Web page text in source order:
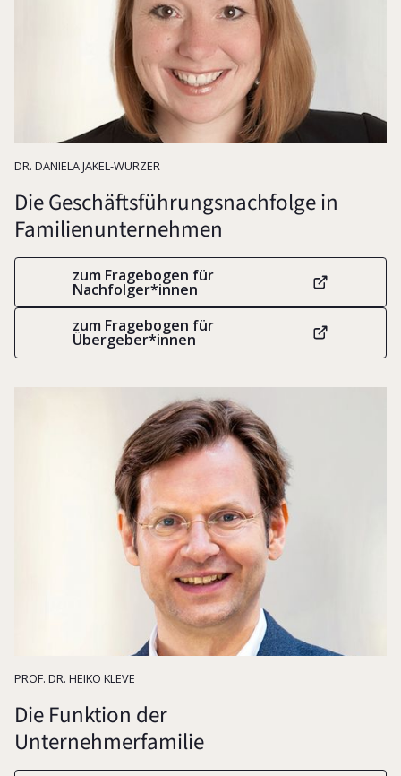
Unternehmensnachfolge
DR. DANIELA JÄKEL-WURZER
Die Geschäftsführungsnachfolge in
Familienunternehmen
zum Fragebogen für
Nachfolger*innen
zum Fragebogen für
Übergeber*innen
Gesellschafterkompetenz
PROF. DR. HEIKO KLEVE
Die Funktion der
Unternehmerfamilie